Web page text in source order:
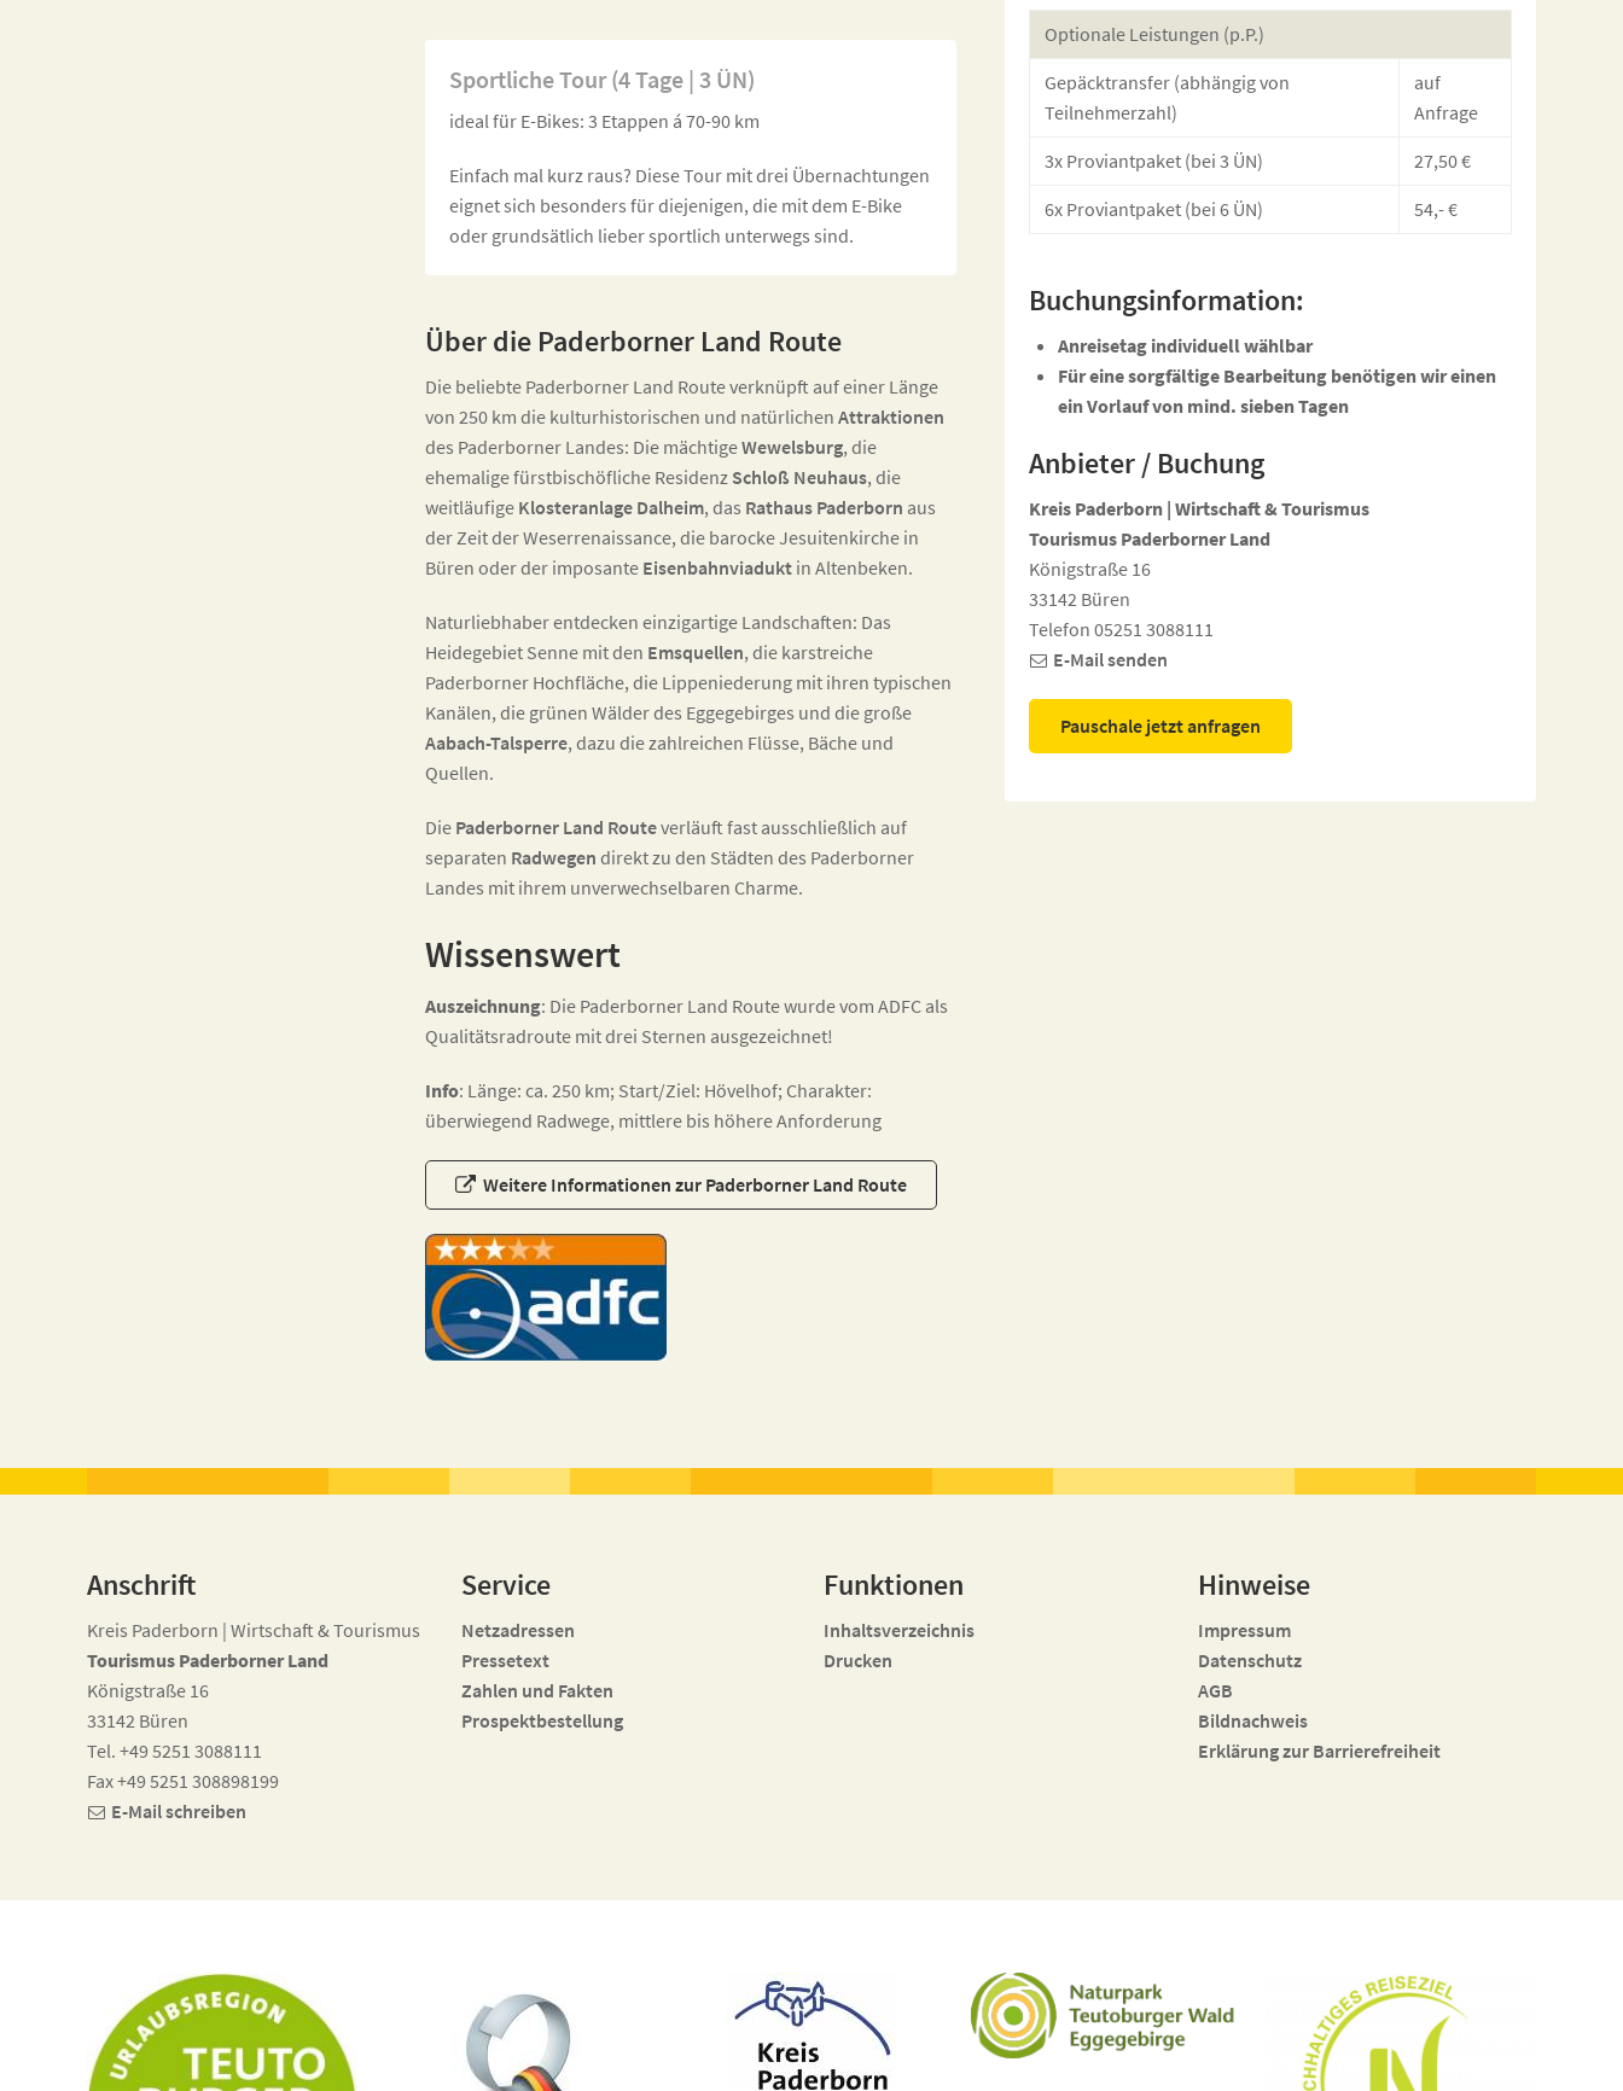
Sportliche Tour (4 Tage | 3 ÜN)
ideal für E-Bikes: 3 Etappen á 70-90 km
Einfach mal kurz raus? Diese Tour mit drei Übernachtungen
eignet sich besonders für diejenigen, die mit dem E-Bike
oder grundsätlich lieber sportlich unterwegs sind.
Über die Paderborner Land Route
Die beliebte Paderborner Land Route verknüpft auf einer Länge
von 250 km die kulturhistorischen und natürlichen Attraktionen
des Paderborner Landes: Die mächtigeWewelsburg, die
ehemalige fürstbischöfliche Residenz Schloß Neuhaus, die
weitläufige Klosteranlage Dalheim, das Rathaus Paderborn aus
der Zeit der Weserrenaissance, die barocke Jesuitenkirche in
Büren oder der imposante Eisenbahnviadukt in Altenbeken.
Naturliebhaber entdecken einzigartige Landschaften: Das
Heidegebiet Senne mit den Emsquellen, die karstreiche
Paderborner Hochfläche, die Lippeniederung mit ihren typischen
Kanälen, die grünen Wälder des Eggegebirges und die große
Aabach-Talsperre, dazu die zahlreichen Flüsse, Bäche und
Quellen.
Die Paderborner Land Routeverläuft fast ausschließlich auf
separaten Radwegen direkt zu den Städten des Paderborner
Landes mit ihrem unverwechselbaren Charme.
Wissenswert
Auszeichnung: Die Paderborner Land Route wurde vom ADFC als
Qualitätsradroute mit drei Sternen ausgezeichnet!
Info: Länge: ca. 250 km; Start/Ziel: Hövelhof; Charakter:
überwiegend Radwege, mittlere bis höhere Anforderung
Weitere Informationen zur Paderborner Land Route
Optionale Leistungen (p.P.)
Gepäcktransfer (abhängig von
Teilnehmerzahl)
auf
Anfrage
3x Proviantpaket (bei 3 ÜN)
27,50 €
6x Proviantpaket (bei 6 ÜN)
54,- €
Buchungsinformation:
Anreisetag individuell wählbar
Für eine sorgfältige Bearbeitung benötigen wir einen
ein Vorlauf von mind. sieben Tagen
Anbieter / Buchung
Kreis Paderborn | Wirtschaft & Tourismus
Tourismus Paderborner Land
Königstraße 16
33142 Büren
Telefon 05251 3088111
E-Mail senden
Pauschale jetzt anfragen
Anschrift
Kreis Paderborn | Wirtschaft & Tourismus
Tourismus Paderborner Land
Königstraße 16
33142 Büren
Tel. +49 5251 3088111
Fax +49 5251 308898199
E-Mail schreiben
Service
Netzadressen
Pressetext
Zahlen und Fakten
Prospektbestellung
Funktionen
Inhaltsverzeichnis
Drucken
Hinweise
Impressum
Datenschutz
AGB
Bildnachweis
Erklärung zur Barrierefreiheit